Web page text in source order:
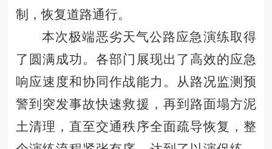
制，恢复道路通行。
本次极端恶劣天气公路应急演练取得
了圆满成功 。各部门展现出了高效的应急
响应速度和协同作战能力。从路况监测预
警到突发事故快速救援，再到路面塌方泥
土清理，直至交通秩序全面疏导恢复，整